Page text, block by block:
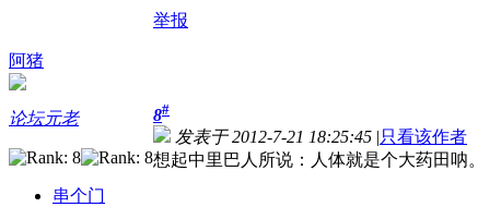
举报
阿猪
论坛元老
串个门
8#
发表于 2012-7-21 18:25:45 |只看该作者
想起中里巴人所说：人体就是个大药田呐。